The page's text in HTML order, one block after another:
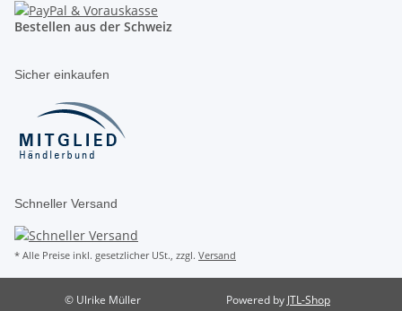
Bestellen aus der Schweiz
Sicher einkaufen
Schneller Versand
* Alle Preise inkl. gesetzlicher USt., zzgl. Versand
© Ulrike Müller Powered by JTL-Shop